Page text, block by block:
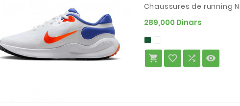
Chaussures de running
289,000 Dinars
   